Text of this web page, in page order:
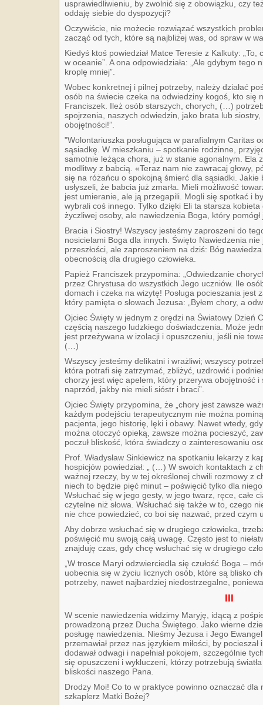
usprawiedliwieniu, by zwolnić się z obowiązku, czy
oddaję siebie do dyspozycji?
Oczywiście, nie możecie rozwiązać wszystkich
zacząć od tych, które są najbliżej was, od spraw w
Kiedyś ktoś powiedział Matce Teresie z Kalkuty:
w oceanie”. A ona odpowiedziała: „Ale gdybym tego
kroplę mniej”.
Wobec konkretnej i pilnej potrzeby, należy działać
osób na świecie czeka na odwiedziny kogoś, kto się
Franciszek. Ileż osób starszych, chorych, (…)
spojrzenia, naszych odwiedzin, jako brata lub
obojętności!”.
"Wolontariuszka posługująca w parafialnym Caritas
sąsiadkę. W mieszkaniu – spotkanie rodzinne,
samotnie leżąca chora, już w stanie agonalnym. Ela
modlitwy z babcią. «Teraz nam nie zawracaj głowy,
się na różańcu o spokojną śmierć dla sąsiadki. Jakie
usłyszeli, że babcia już zmarła. Mieli możliwość
jest umieranie, ale ją przegapili. Mogli się spotkać i
wybrali coś innego. Tylko dzięki Eli ta starsza kobieta
życzliwej osoby, ale nawiedzenia Boga, który
Bracia i Siostry! Wszyscy jesteśmy zaproszeni do
nosicielami Boga dla innych. Święto Nawiedzenia
przeszłości, ale zaproszeniem na dziś: Bóg
obecnością dla drugiego człowieka.
Papież Franciszek przypomina: „Odwiedzanie
przez Chrystusa do wszystkich Jego uczniów. Ile
domach i czeka na wizytę! Posługa pocieszania jest
który pamięta o słowach Jezusa: „Byłem chory, a
Ojciec Święty w jednym z orędzi na Światowy Dzień
częścią naszego ludzkiego doświadczenia. Może
jest przeżywana w izolacji i opuszczeniu, jeśli nie
(…)
Wszyscy jesteśmy delikatni i wrażliwi; wszyscy
która potrafi się zatrzymać, zbliżyć, uzdrowić i
chorzy jest więc apelem, który przerywa obojętność
naprzód, jakby nie mieli sióstr i braci”.
Ojciec Święty przypomina, że „chory jest zawsze
każdym podejściu terapeutycznym nie można
pacjenta, jego historię, lęki i obawy. Nawet wtedy,
można otoczyć opieką, zawsze można pocieszyć,
poczuł bliskość, która świadczy o zainteresowaniu
Prof. Władysław Sinkiewicz na spotkaniu lekarzy z
hospicjów powiedział: „ (…) W swoich kontaktach z
ważnej rzeczy, by w tej określonej chwili rozmowy z
niech to będzie pięć minut – poświęcić tylko dla
Wsłuchać się w jego gesty, w jego twarz, ręce, całe
czytelne niż słowa. Wsłuchać się także w to, czego
nie chce powiedzieć, co boi się nazwać, przed czym
Aby dobrze wsłuchać się w drugiego człowieka,
poświęcić mu swoją całą uwagę. Często jest to
znajduję czas, gdy chcę wsłuchać się w drugiego
„W trosce Maryi odzwierciedla się czułość Boga –
uobecnia się w życiu licznych osób, które są blisko
potrzeby, nawet najbardziej niedostrzegalne,
III
W scenie nawiedzenia widzimy Maryję, idącą z
prowadzoną przez Ducha Świętego. Jako wierne
posługę nawiedzenia. Nieśmy Jezusa i Jego
przemawiał przez nas językiem miłości, by
dodawał odwagi i napełniał pokojem, szczególnie
się opuszczeni i wykluczeni, którzy potrzebują
bliskości naszego Pana.
Drodzy Moi! Co to w praktyce powinno oznaczać dla
szkaplerz Matki Bożej?